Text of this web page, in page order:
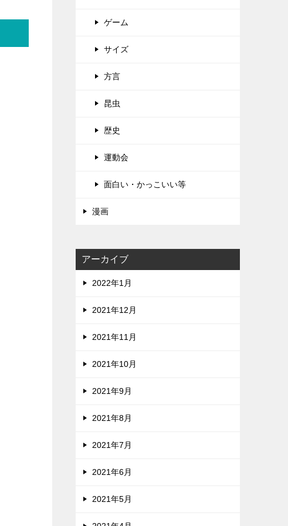
ゲーム
サイズ
方言
昆虫
歴史
運動会
面白い・かっこいい等
漫画
アーカイブ
2022年1月
2021年12月
2021年11月
2021年10月
2021年9月
2021年8月
2021年7月
2021年6月
2021年5月